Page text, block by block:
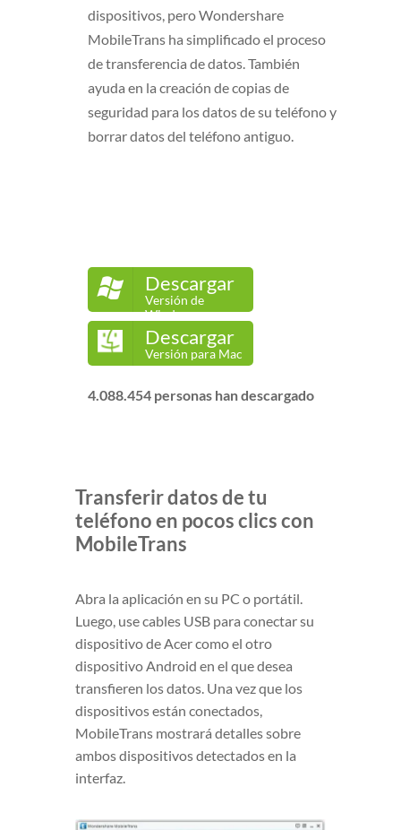
dispositivos, pero Wondershare
MobileTrans ha simplificado el proceso
de transferencia de datos. También
ayuda en la creación de copias de
seguridad para los datos de su teléfono y
borrar datos del teléfono antiguo.
Descargar
Versión de
Windows
Descargar
Versión para Mac
4.088.454 personas han descargado
Transferir datos de tu
teléfono en pocos clics con
MobileTrans
Abra la aplicación en su PC o portátil.
Luego, use cables USB para conectar su
dispositivo de Acer como el otro
dispositivo Android en el que desea
transfieren los datos. Una vez que los
dispositivos están conectados,
MobileTrans mostrará detalles sobre
ambos dispositivos detectados en la
interfaz.